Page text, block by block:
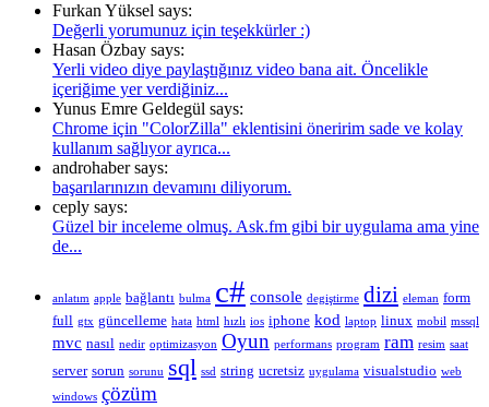
Furkan Yüksel says:
Değerli yorumunuz için teşekkürler :)
Hasan Özbay says:
Yerli video diye paylaştığınız video bana ait. Öncelikle
içeriğime yer verdiğiniz...
Yunus Emre Geldegül says:
Chrome için "ColorZilla" eklentisini öneririm sade ve kolay
kullanım sağlıyor ayrıca...
androhaber says:
başarılarınızın devamını diliyorum.
ceply says:
Güzel bir inceleme olmuş. Ask.fm gibi bir uygulama ama yine
de...
anlatım apple bağlantı bulma c# console degiştirme dizi eleman form
full gtx güncelleme hata html hızlı ios iphone kod laptop linux mobil mssql
mvc nasıl nedir optimizasyon Oyun performans program ram resim saat
server sorun sorunu sql ssd string ucretsiz uygulama visualstudio web
windows çözüm